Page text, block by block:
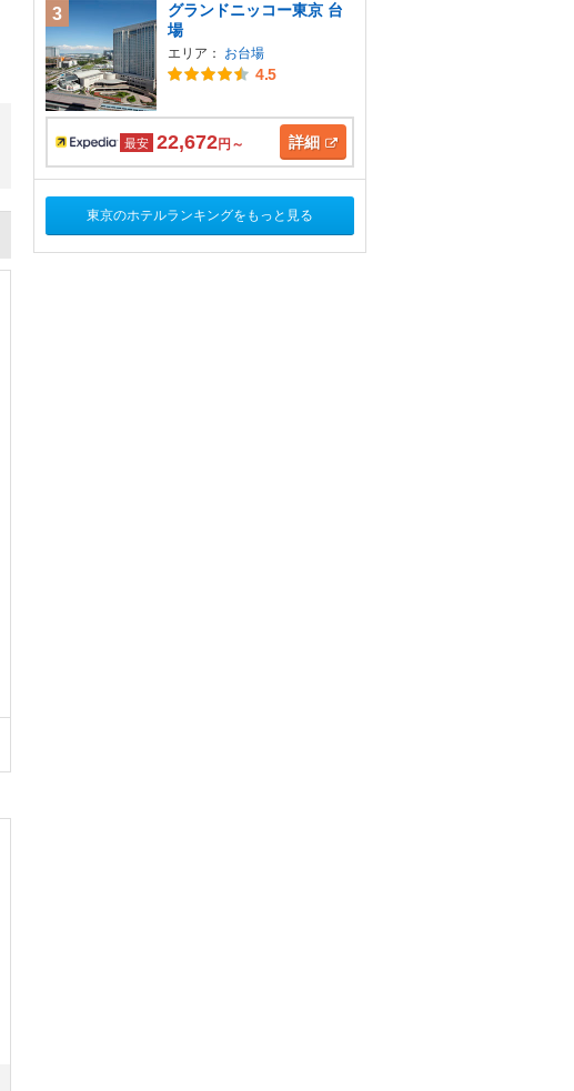
3
グランドニッコー東京 台
場
エリア： お台場
4.5
最安 22,672円～ 詳細
東京のホテルランキングをもっと見る